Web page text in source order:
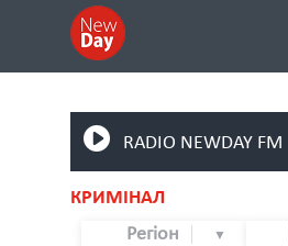
RADIO NEWDAY FM
КРИМІНАЛ
Регіон